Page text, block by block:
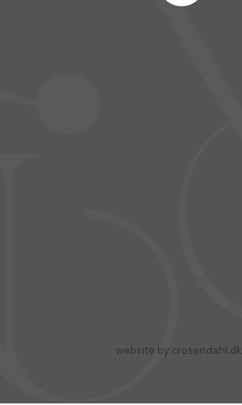
website by crosendahl.dk